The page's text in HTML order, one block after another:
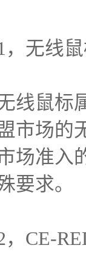
，无线
线鼠标
市场的
场准入
要求。
，CE-